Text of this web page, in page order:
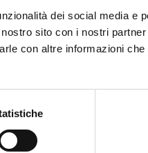
dei social media e
sito con i nostri
con altre informazioni che
1-0-
e dm n.